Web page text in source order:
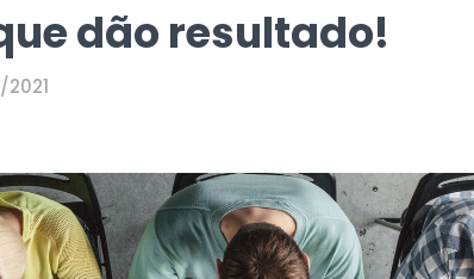
dão resultado!